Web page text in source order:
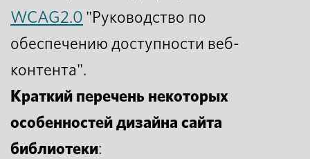
WCAG2.0 "Руководство по
обеспечению доступности веб-
контента".
Краткий перечень некоторых
особенностей дизайна сайта
библиотеки: